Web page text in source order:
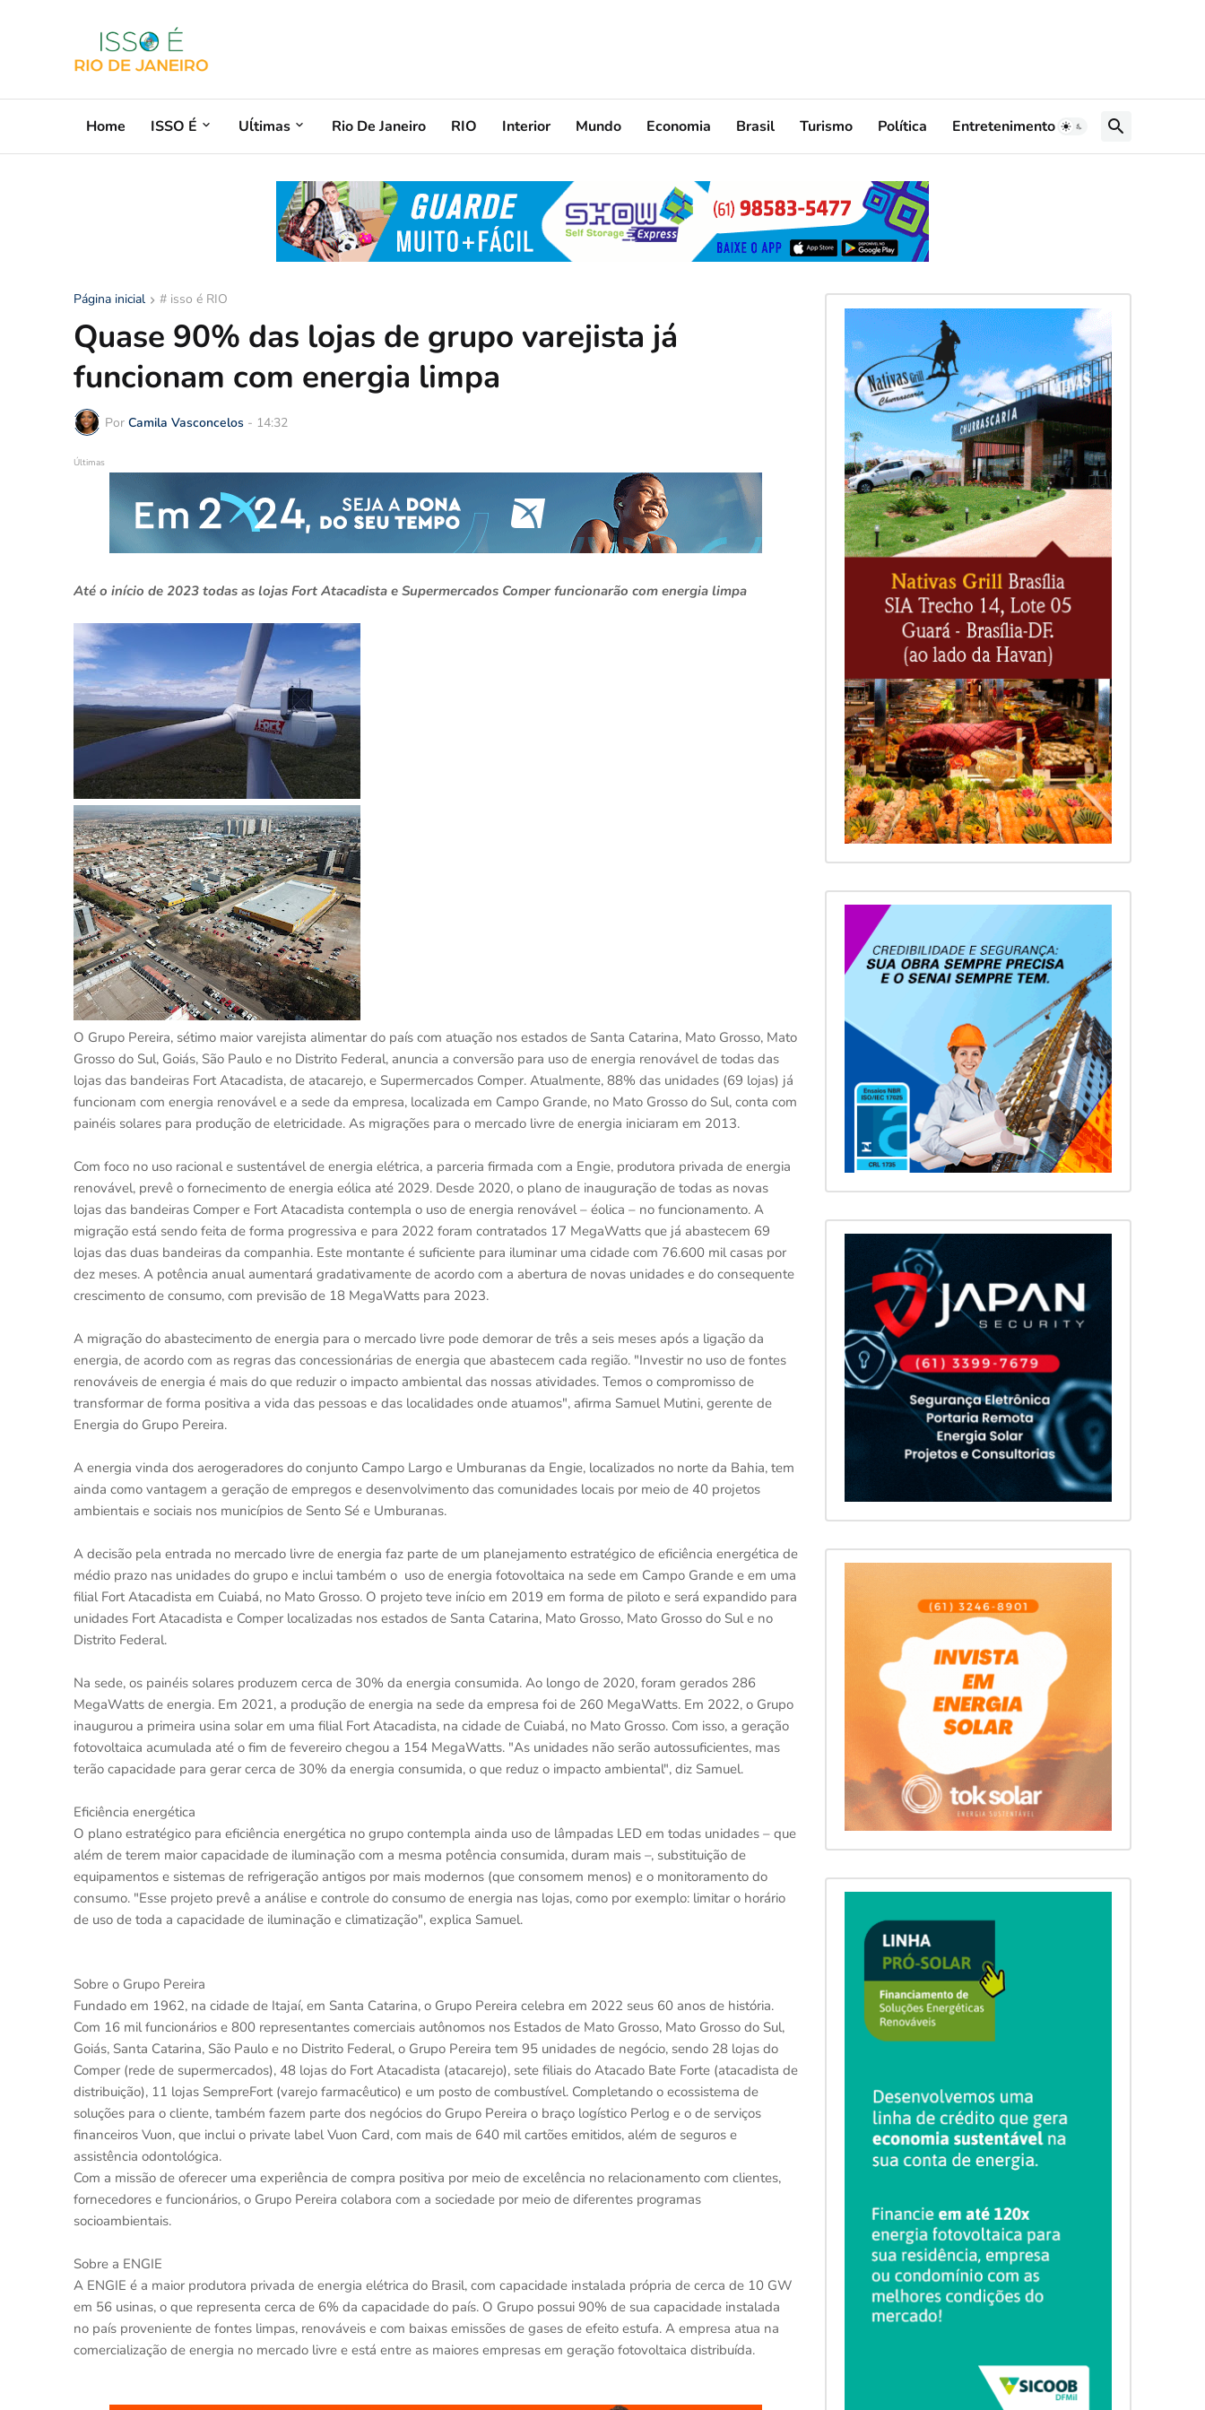
Home ISSO É Uĺtimas Rio De Janeiro RIO Interior Mundo Economia Brasil Turismo Política Entretenimento
Página inicial # isso é RIO
Quase 90% das lojas de grupo varejista já
funcionam com energia limpa
Por Camila Vasconcelos - 14:32
Últimas
Até o início de 2023 todas as lojas Fort Atacadista e Supermercados Comper funcionarão com energia limpa
O Grupo Pereira, sétimo maior varejista alimentar do país com atuação nos estados de Santa Catarina, Mato Grosso, Mato
Grosso do Sul, Goiás, São Paulo e no Distrito Federal, anuncia a conversão para uso de energia renovável de todas das
lojas das bandeiras Fort Atacadista, de atacarejo, e Supermercados Comper. Atualmente, 88% das unidades (69 lojas) já
funcionam com energia renovável e a sede da empresa, localizada em Campo Grande, no Mato Grosso do Sul, conta com
painéis solares para produção de eletricidade. As migrações para o mercado livre de energia iniciaram em 2013.
Com foco no uso racional e sustentável de energia elétrica, a parceria firmada com a Engie, produtora privada de energia
renovável, prevê o fornecimento de energia eólica até 2029. Desde 2020, o plano de inauguração de todas as novas
lojas das bandeiras Comper e Fort Atacadista contempla o uso de energia renovável – éolica – no funcionamento. A
migração está sendo feita de forma progressiva e para 2022 foram contratados 17 MegaWatts que já abastecem 69
lojas das duas bandeiras da companhia. Este montante é suficiente para iluminar uma cidade com 76.600 mil casas por
dez meses. A potência anual aumentará gradativamente de acordo com a abertura de novas unidades e do consequente
crescimento de consumo, com previsão de 18 MegaWatts para 2023.
A migração do abastecimento de energia para o mercado livre pode demorar de três a seis meses após a ligação da
energia, de acordo com as regras das concessionárias de energia que abastecem cada região. "Investir no uso de fontes
renováveis de energia é mais do que reduzir o impacto ambiental das nossas atividades. Temos o compromisso de
transformar de forma positiva a vida das pessoas e das localidades onde atuamos", afirma Samuel Mutini, gerente de
Energia do Grupo Pereira.
A energia vinda dos aerogeradores do conjunto Campo Largo e Umburanas da Engie, localizados no norte da Bahia, tem
ainda como vantagem a geração de empregos e desenvolvimento das comunidades locais por meio de 40 projetos
ambientais e sociais nos municípios de Sento Sé e Umburanas.
A decisão pela entrada no mercado livre de energia faz parte de um planejamento estratégico de eficiência energética de
médio prazo nas unidades do grupo e inclui também o uso de energia fotovoltaica na sede em Campo Grande e em uma
filial Fort Atacadista em Cuiabá, no Mato Grosso. O projeto teve início em 2019 em forma de piloto e será expandido para
unidades Fort Atacadista e Comper localizadas nos estados de Santa Catarina, Mato Grosso, Mato Grosso do Sul e no
Distrito Federal.
Na sede, os painéis solares produzem cerca de 30% da energia consumida. Ao longo de 2020, foram gerados 286
MegaWatts de energia. Em 2021, a produção de energia na sede da empresa foi de 260 MegaWatts. Em 2022, o Grupo
inaugurou a primeira usina solar em uma filial Fort Atacadista, na cidade de Cuiabá, no Mato Grosso. Com isso, a geração
fotovoltaica acumulada até o fim de fevereiro chegou a 154 MegaWatts. "As unidades não serão autossuficientes, mas
terão capacidade para gerar cerca de 30% da energia consumida, o que reduz o impacto ambiental", diz Samuel.
Eficiência energética
O plano estratégico para eficiência energética no grupo contempla ainda uso de lâmpadas LED em todas unidades – que
além de terem maior capacidade de iluminação com a mesma potência consumida, duram mais –, substituição de
equipamentos e sistemas de refrigeração antigos por mais modernos (que consomem menos) e o monitoramento do
consumo. "Esse projeto prevê a análise e controle do consumo de energia nas lojas, como por exemplo: limitar o horário
de uso de toda a capacidade de iluminação e climatização", explica Samuel.
Sobre o Grupo Pereira
Fundado em 1962, na cidade de Itajaí, em Santa Catarina, o Grupo Pereira celebra em 2022 seus 60 anos de história.
Com 16 mil funcionários e 800 representantes comerciais autônomos nos Estados de Mato Grosso, Mato Grosso do Sul,
Goiás, Santa Catarina, São Paulo e no Distrito Federal, o Grupo Pereira tem 95 unidades de negócio, sendo 28 lojas do
Comper (rede de supermercados), 48 lojas do Fort Atacadista (atacarejo), sete filiais do Atacado Bate Forte (atacadista de
distribuição), 11 lojas SempreFort (varejo farmacêutico) e um posto de combustível. Completando o ecossistema de
soluções para o cliente, também fazem parte dos negócios do Grupo Pereira o braço logístico Perlog e o de serviços
financeiros Vuon, que inclui o private label Vuon Card, com mais de 640 mil cartões emitidos, além de seguros e
assistência odontológica.
Com a missão de oferecer uma experiência de compra positiva por meio de excelência no relacionamento com clientes,
fornecedores e funcionários, o Grupo Pereira colabora com a sociedade por meio de diferentes programas
socioambientais.
Sobre a ENGIE
A ENGIE é a maior produtora privada de energia elétrica do Brasil, com capacidade instalada própria de cerca de 10 GW
em 56 usinas, o que representa cerca de 6% da capacidade do país. O Grupo possui 90% de sua capacidade instalada
no país proveniente de fontes limpas, renováveis e com baixas emissões de gases de efeito estufa. A empresa atua na
comercialização de energia no mercado livre e está entre as maiores empresas em geração fotovoltaica distribuída.